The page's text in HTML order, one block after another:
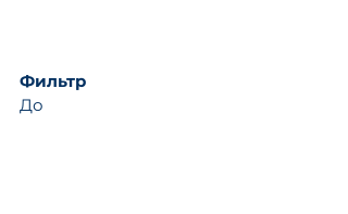
Фильтр
До